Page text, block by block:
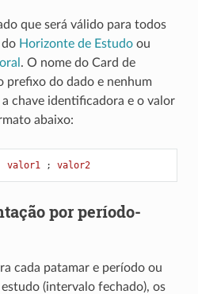
que será válido para todos
do Horizonte de Estudoou
. O nome do Card de
prefixo do dado e nenhum
chave identificadora e o valor
abaixo:
valor1 ; valor2
por período-
cada patamar e período ou
(intervalo fechado), os